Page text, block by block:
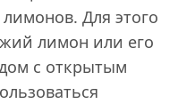
Для этого
лимон или его
с открытым